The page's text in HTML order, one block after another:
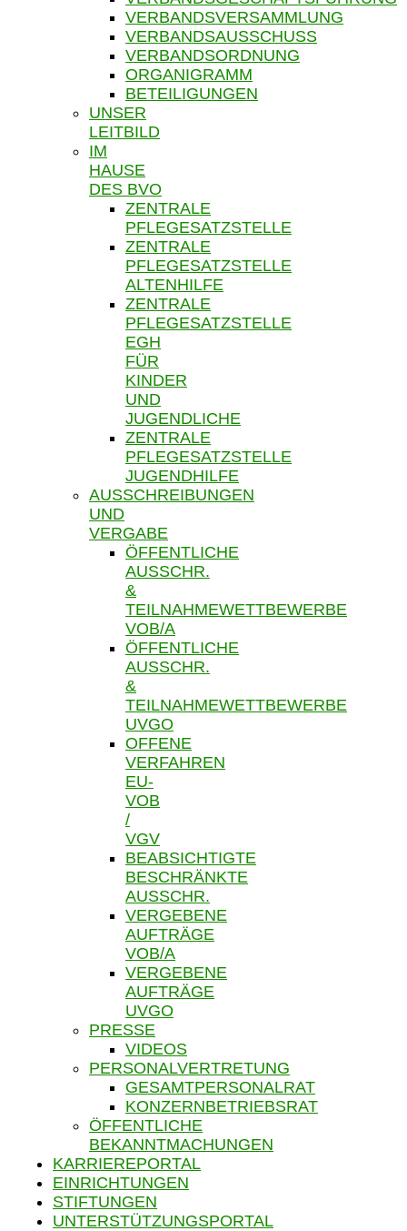
VERBANDSVERSAMMLUNG
VERBANDSAUSSCHUSS
VERBANDSORDNUNG
ORGANIGRAMM
BETEILIGUNGEN
UNSER
LEITBILD
IM
HAUSE
DES BVO
ZENTRALE
PFLEGESATZSTELLE
ZENTRALE
PFLEGESATZSTELLE
ALTENHILFE
ZENTRALE
PFLEGESATZSTELLE
EGH
FÜR
KINDER
UND
JUGENDLICHE
ZENTRALE
PFLEGESATZSTELLE
JUGENDHILFE
AUSSCHREIBUNGEN
UND
VERGABE
ÖFFENTLICHE
AUSSCHR.
&
TEILNAHMEWETTBEWERBE
VOB/A
ÖFFENTLICHE
AUSSCHR.
&
TEILNAHMEWETTBEWERBE
UVGO
OFFENE
VERFAHREN
EU-
VOB
/
VGV
BEABSICHTIGTE
BESCHRÄNKTE
AUSSCHR.
VERGEBENE
AUFTRÄGE
VOB/A
VERGEBENE
AUFTRÄGE
UVGO
PRESSE
VIDEOS
PERSONALVERTRETUNG
GESAMTPERSONALRAT
KONZERNBETRIEBSRAT
ÖFFENTLICHE
BEKANNTMACHUNGEN
KARRIEREPORTAL
EINRICHTUNGEN
STIFTUNGEN
UNTERSTÜTZUNGSPORTAL